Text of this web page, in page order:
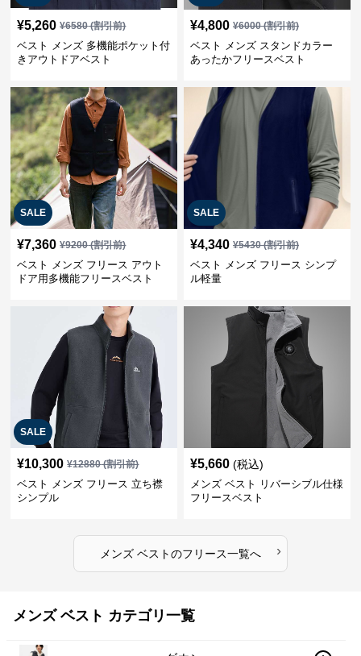
¥5,260 ¥6580(割引前)
ベスト メンズ 多機能ポケット付
きアウトドアベスト
¥4,800 ¥6000(割引前)
ベスト メンズ スタンドカラー
あったかフリースベスト
SALE
¥7,360 ¥9200(割引前)
ベスト メンズ フリース アウト
ドア用多機能フリースベスト
SALE
¥4,340 ¥5430(割引前)
ベスト メンズ フリース シンプ
ル軽量
SALE
¥10,300 ¥12880(割引前)
ベスト メンズ フリース 立ち襟
シンプル
¥5,660 (税込)
メンズ ベスト リバーシブル仕様
フリースベスト
メンズ ベストのフリース一覧へ ›
メンズ ベスト カテゴリ一覧